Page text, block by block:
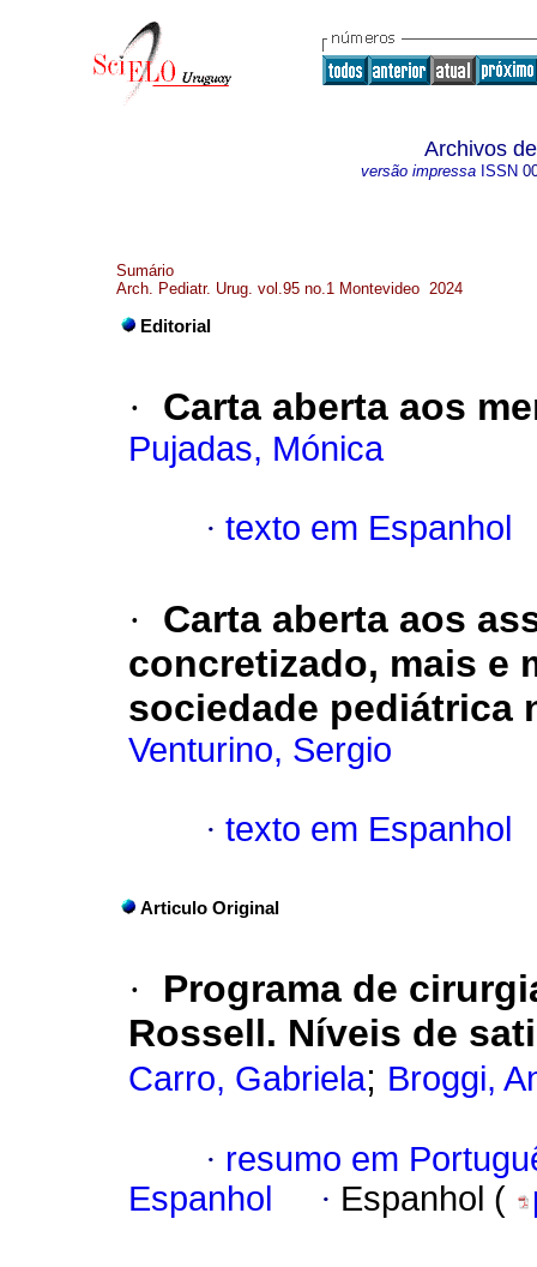
Archivos
versão impressa ISSN
Sumário
Arch. Pediatr. Urug. vol.95 no.1 Montevideo 2024
Editorial
· Carta aberta aos
Pujadas, Mónica
· texto em Espanhol
·
Carta aberta aos
concretizado, mais e
sociedade pediátrica
Venturino, Sergio
· texto em Espanhol
Articulo Original
·
Programa de
Rossell. Níveis de
Carro, Gabriela; Broggi,
· resumo em
Espanhol
· Espanhol (